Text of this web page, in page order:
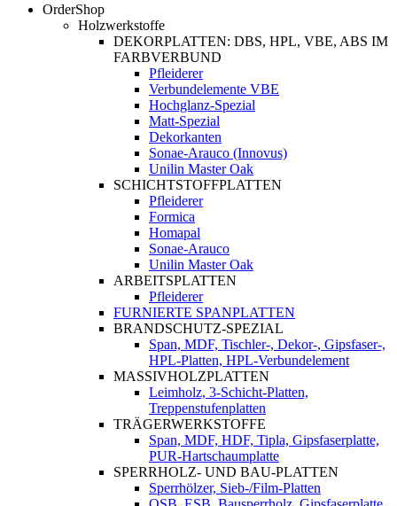
OrderShop
Holzwerkstoffe
DEKORPLATTEN: DBS, HPL, VBE, ABS IM
FARBVERBUND
Pfleiderer
Verbundelemente VBE
Hochglanz-Spezial
Matt-Spezial
Dekorkanten
Sonae-Arauco (Innovus)
Unilin Master Oak
SCHICHTSTOFFPLATTEN
Pfleiderer
Formica
Homapal
Sonae-Arauco
Unilin Master Oak
ARBEITSPLATTEN
Pfleiderer
FURNIERTE SPANPLATTEN
BRANDSCHUTZ-SPEZIAL
Span, MDF, Tischler-, Dekor-, Gipsfaser-,
HPL-Platten, HPL-Verbundelement
MASSIVHOLZPLATTEN
Leimholz, 3-Schicht-Platten,
Treppenstufenplatten
TRÄGERWERKSTOFFE
Span, MDF, HDF, Tipla, Gipsfaserplatte,
PUR-Hartschaumplatte
SPERRHOLZ- UND BAU-PLATTEN
Sperrhölzer, Sieb-/Film-Platten